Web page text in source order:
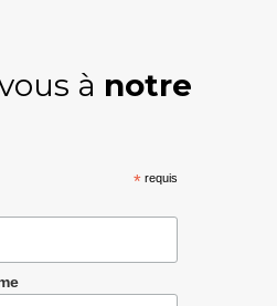
à notre
* requis